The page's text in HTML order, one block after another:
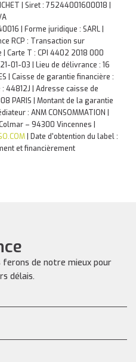
| Siret : 75244001600018 |
| Forme juridique : SARL |
RCP : Transaction sur
Carte T : CPI 4402 2018 000
01-03 | Lieu de délivrance : 16
| Caisse de garantie financière :
: 44812J | Adresse caisse de
PARIS | Montant de la garantie
: ANM CONSOMMATION |
– 94300 Vincennes |
| Date d'obtention du label :
et financièrement
ferons de notre mieux pour
délais.